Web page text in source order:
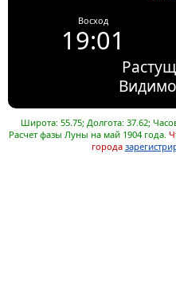
Восход
19:01
Широта: 55.75; Долгота: 37.62;
Расчет фазы Луны на май 1904 года.
города